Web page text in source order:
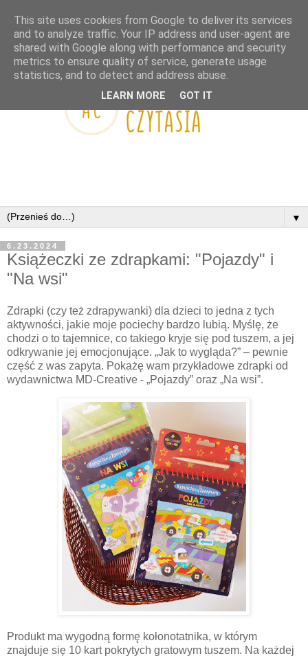
▼
6.23.2024
Książeczki ze zdrapkami: "Pojazdy" i
"Na wsi"
Zdrapki (czy też zdrapywanki) dla dzieci to jedna z tych
aktywności, jakie moje pociechy bardzo lubią. Myślę, że
chodzi o to tajemnice, co takiego kryje się pod tuszem, a jej
odkrywanie jej emocjonujące. „Jak to wygląda?” – pewnie
część z was zapyta. Pokażę wam przykładowe zdrapki od
wydawnictwa MD-Creative - „Pojazdy” oraz „Na wsi”.
Produkt ma wygodną formę kołonotatnika, w którym
znajduje się 10 kart pokrytych gratowym tuszem. Na każdej
This site uses cookies from Google to deliver its services
and to analyze traffic. Your IP address and user-agent are
shared with Google along with performance and security
metrics to ensure quality of service, generate usage
statistics, and to detect and address abuse.
LEARN MORE GOT IT